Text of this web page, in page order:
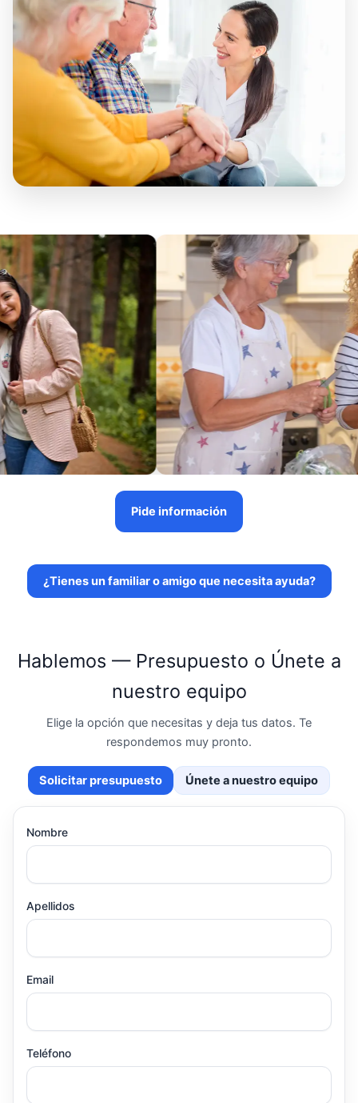
Pide información
¿Tienes un familiar o amigo que necesita ayuda?
Hablemos — Presupuesto o Únete a
nuestro equipo
Elige la opción que necesitas y deja tus datos. Te
respondemos muy pronto.
Solicitar presupuesto Únete a nuestro equipo
Nombre
Apellidos
Email
Teléfono